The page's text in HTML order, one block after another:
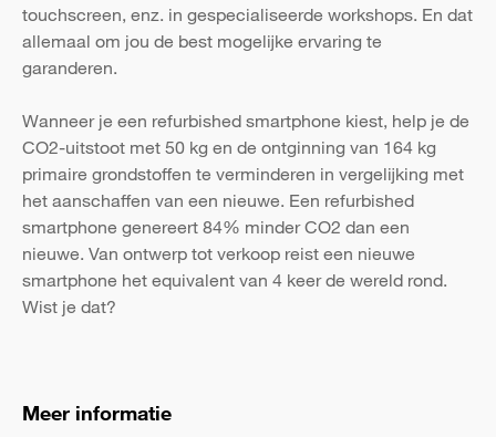
touchscreen, enz. in gespecialiseerde workshops. En dat
allemaal om jou de best mogelijke ervaring te
garanderen.
Wanneer je een refurbished smartphone kiest, help je de
CO2-uitstoot met 50 kg en de ontginning van 164 kg
primaire grondstoffen te verminderen in vergelijking met
het aanschaffen van een nieuwe. Een refurbished
smartphone genereert 84% minder CO2 dan een
nieuwe. Van ontwerp tot verkoop reist een nieuwe
smartphone het equivalent van 4 keer de wereld rond.
Wist je dat?
Meer informatie